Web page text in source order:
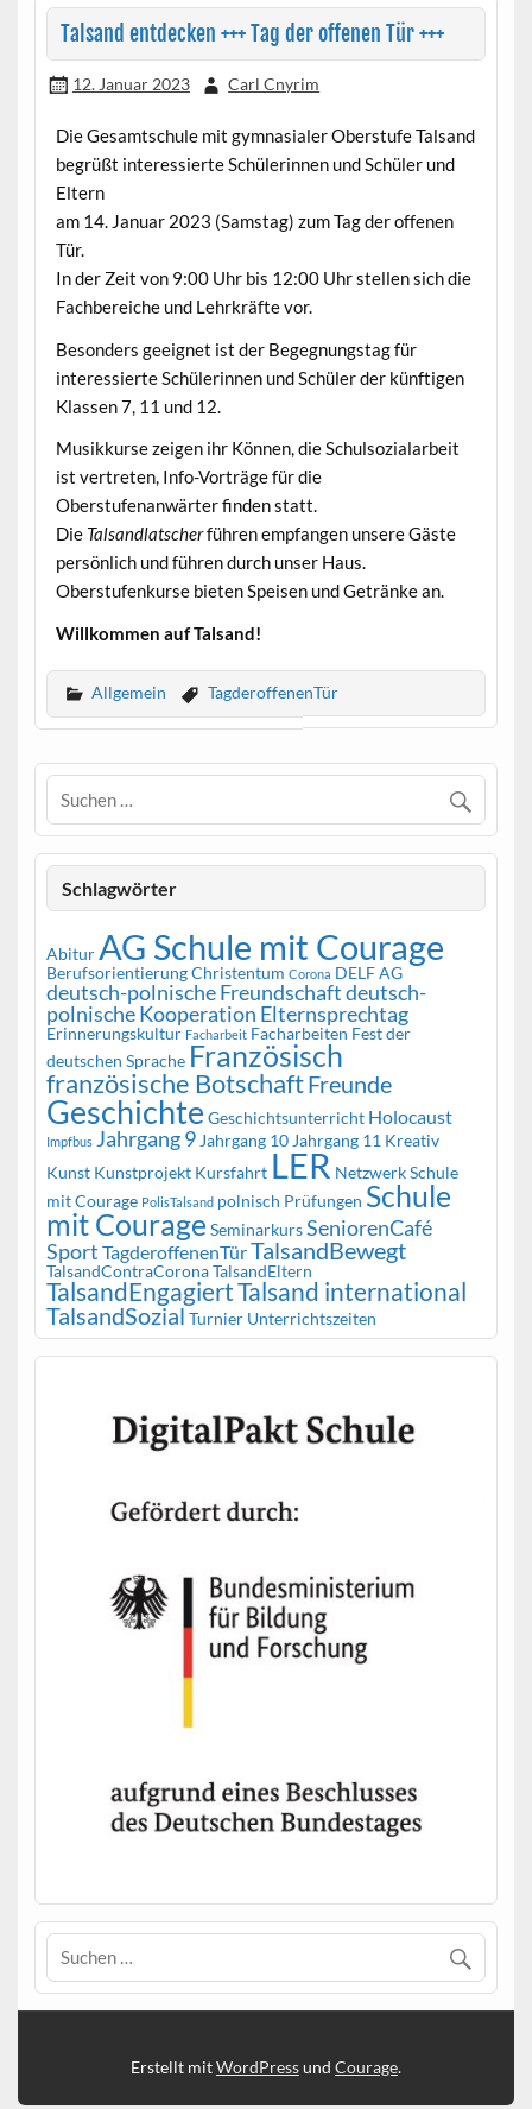
Talsand entdecken +++ Tag der offenen Tür +++
12. Januar 2023 Carl Cnyrim
Die Gesamtschule mit gymnasialer Oberstufe Talsand
begrüßt interessierte Schülerinnen und Schüler und
Eltern
am 14. Januar 2023 (Samstag) zum Tag der offenen
Tür.
In der Zeit von 9:00 Uhr bis 12:00 Uhr stellen sich die
Fachbereiche und Lehrkräfte vor.
Besonders geeignet ist der Begegnungstag für
interessierte Schülerinnen und Schüler der künftigen
Klassen 7, 11 und 12.
Musikkurse zeigen ihr Können, die Schulsozialarbeit
ist vertreten, Info-Vorträge für die
Oberstufenanwärter finden statt.
Die Talsandlatscherführen empfangen unsere Gäste
persönlich und führen durch unser Haus.
Oberstufenkurse bieten Speisen und Getränke an.
Willkommen auf Talsand!
Allgemein TagderoffenenTür
Schlagwörter
Abitur AG Schule mit Courage
BerufsorientierungChristentum Corona DELF AG
deutsch-polnische Freundschaftdeutsch-
polnische Kooperation Elternsprechtag
Erinnerungskultur Facharbeit Facharbeiten Fest der
deutschen Sprache Französisch
französische BotschaftFreunde
Geschichte Geschichtsunterricht Holocaust
Impfbus Jahrgang 9 Jahrgang 10 Jahrgang 11 Kreativ
Kunst Kunstprojekt Kursfahrt LER Netzwerk Schule
mit Courage PolisTalsand polnisch Prüfungen Schule
mit Courage SeminarkursSeniorenCafé
Sport TagderoffenenTürTalsandBewegt
TalsandContraCoronaTalsandEltern
TalsandEngagiertTalsand international
TalsandSozial Turnier Unterrichtszeiten
Erstellt mitWordPressund Courage.